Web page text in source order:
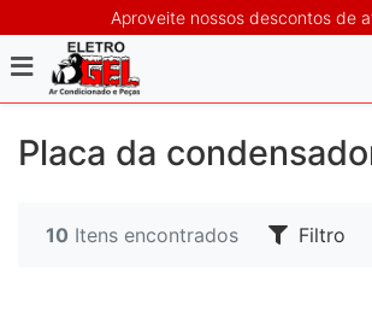
Aproveite nossos descontos de
Placa da
10 Itens encontrados Filtro